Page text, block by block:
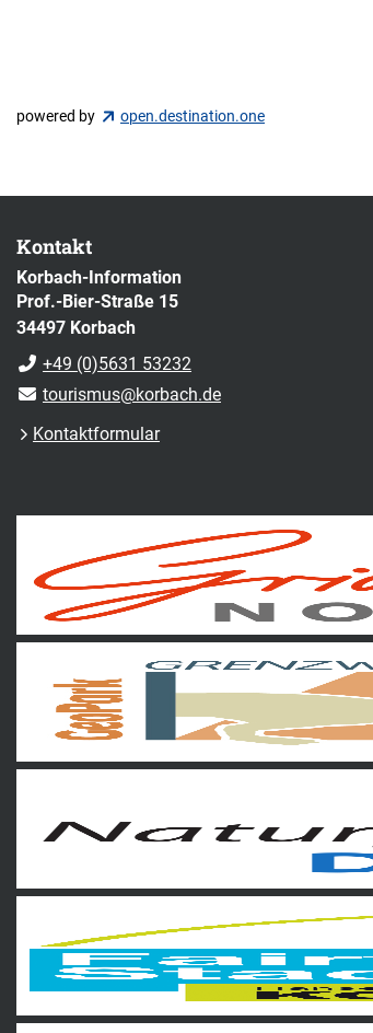
powered by open.destination.one
Kontakt
Korbach-Information
Prof.-Bier-Straße 15
34497 Korbach
+49 (0)5631 53232
tourismus@korbach.de
Kontaktformular